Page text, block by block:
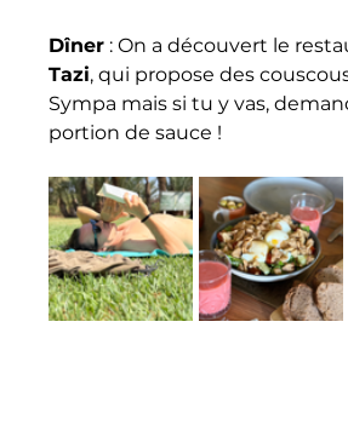
Dîner : On a découvert le
Tazi, qui propose des
Sympa mais si tu y vas,
portion de sauce !